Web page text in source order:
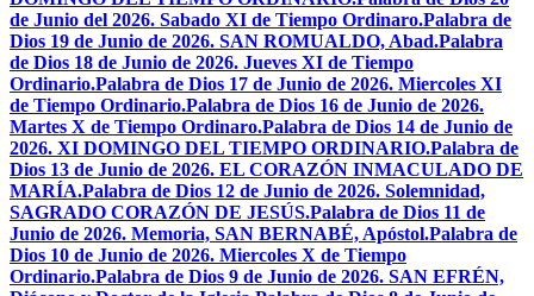
de Junio del 2026. Sabado XI de Tiempo Ordinaro.Palabra de
Dios 19 de Junio de 2026. SAN ROMUALDO, Abad.Palabra
de Dios 18 de Junio de 2026. Jueves XI de Tiempo
Ordinario.Palabra de Dios 17 de Junio de 2026. Miercoles XI
de Tiempo Ordinario.Palabra de Dios 16 de Junio de 2026.
Martes X de Tiempo Ordinaro.Palabra de Dios 14 de Junio de
2026. XI DOMINGO DEL TIEMPO ORDINARIO.Palabra de
Dios 13 de Junio de 2026. EL CORAZÓN INMACULADO DE
MARÍA.Palabra de Dios 12 de Junio de 2026. Solemnidad,
SAGRADO CORAZÓN DE JESÚS.Palabra de Dios 11 de
Junio de 2026. Memoria, SAN BERNABÉ, Apóstol.Palabra de
Dios 10 de Junio de 2026. Miercoles X de Tiempo
Ordinario.Palabra de Dios 9 de Junio de 2026. SAN EFRÉN,